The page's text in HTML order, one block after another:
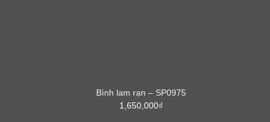
Bình lam rạn – SP0975
1,650,000₫